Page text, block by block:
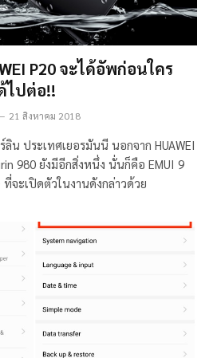
P20 จะได้อัพก่อนใคร
ไปต่อ!!
21 สิงหาคม 2018
ลิน ประเทศเยอรมันนี นอกจาก HUAWEI
980 ยังมีอีกสิ่งหนึ่ง นั่นก็คือ EMUI 9
จะเปิดตัวในงานดังกล่าวด้วย